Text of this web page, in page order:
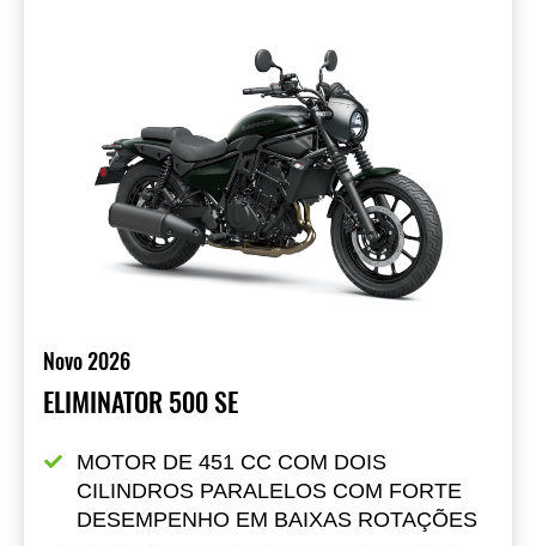
Novo 2026
ELIMINATOR 500 SE
MOTOR DE 451 CC COM DOIS
CILINDROS PARALELOS COM FORTE
DESEMPENHO EM BAIXAS ROTAÇÕES